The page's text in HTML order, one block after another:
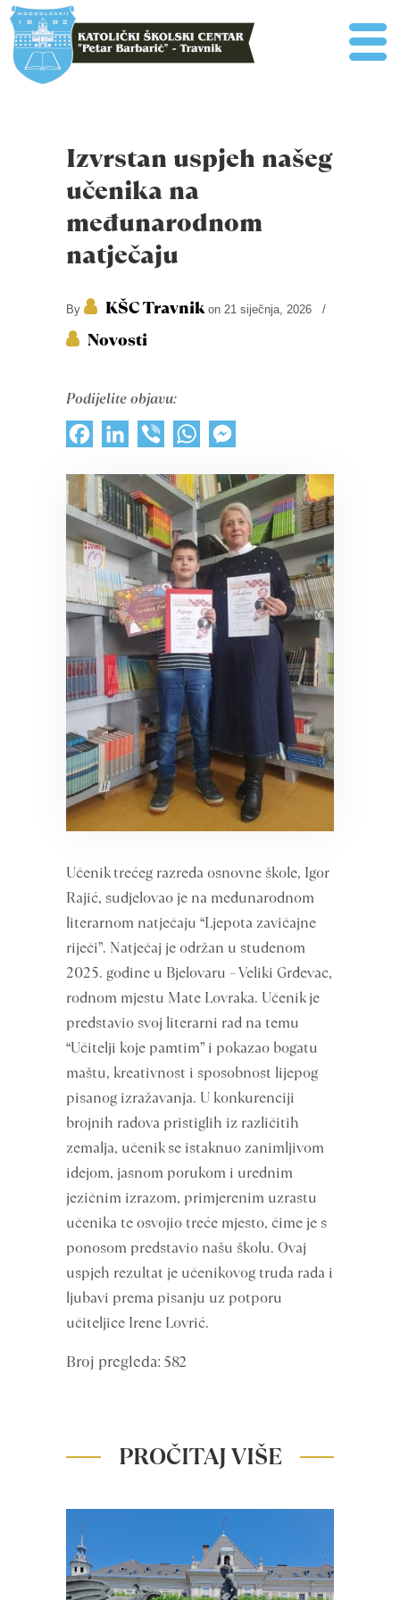
Izvrstan uspjeh našeg
učenika na
međunarodnom
natječaju
By KŠC Travnikon 21 siječnja, 2026 /
Novosti
Podijelite objavu:
FacebookLinkedInViber WhatsApp
Učenik trećeg razreda osnovne škole, Igor
Rajić, sudjelovao je na međunarodnom
literarnom natječaju “Ljepota zavičajne
riječi”. Natječaj je održan u studenom
2025. godine u Bjelovaru – Veliki Grđevac,
rodnom mjestu Mate Lovraka. Učenik je
predstavio svoj literarni rad na temu
“Učitelji koje pamtim” i pokazao bogatu
maštu, kreativnost i sposobnost lijepog
pisanog izražavanja. U konkurenciji
brojnih radova pristiglih iz različitih
zemalja, učenik se istaknuo zanimljivom
idejom, jasnom porukom i urednim
jezičnim izrazom, primjerenim uzrastu
učenika te osvojio treće mjesto, čime je s
ponosom predstavio našu školu. Ovaj
uspjeh rezultat je učenikovog truda rada i
ljubavi prema pisanju uz potporu
učiteljice Irene Lovrić.
Broj pregleda: 582
PROČITAJ VIŠE